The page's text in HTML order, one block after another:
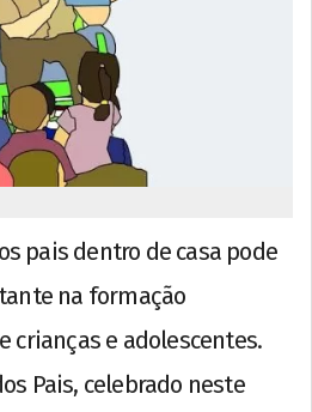
pais dentro de casa pode
na formação
crianças e adolescentes.
Pais, celebrado neste